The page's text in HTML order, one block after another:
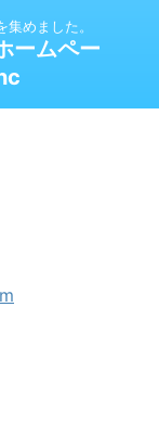
めました。
ームペー